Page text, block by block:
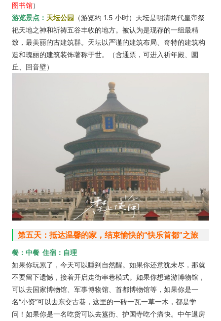
图书馆）
游览景点： 天坛公园 （游览约 1.5 小时） 天坛是明清两代皇帝祭
祀天地之神和祈祷五谷丰收的地方。被认为是现存的一组最精
致，最美丽的古建筑群。天坛以严谨的建筑布局、奇特的建筑构
造和瑰丽的建筑装饰著称于世。（含通票，可进入祈年殿、圜
丘、回音壁）
第五天：抵达温馨的家，结束愉快的“快乐首都”之旅
餐：中餐 住宿：自理
如果你玩累了，今天可以睡到自然醒。如果你还意犹未尽，那就
不要留下遗憾， 接着开启走街串巷模式。如果你想遨游博物馆，
可以去国家博物馆、军事博物馆、首都博物馆等，如果你是一
名“小资”可以去东交古巷，这里的一砖一瓦一草一木，都是学
问！如果你是一名吃货可以去簋街、护国寺吃个痛快。中午退房